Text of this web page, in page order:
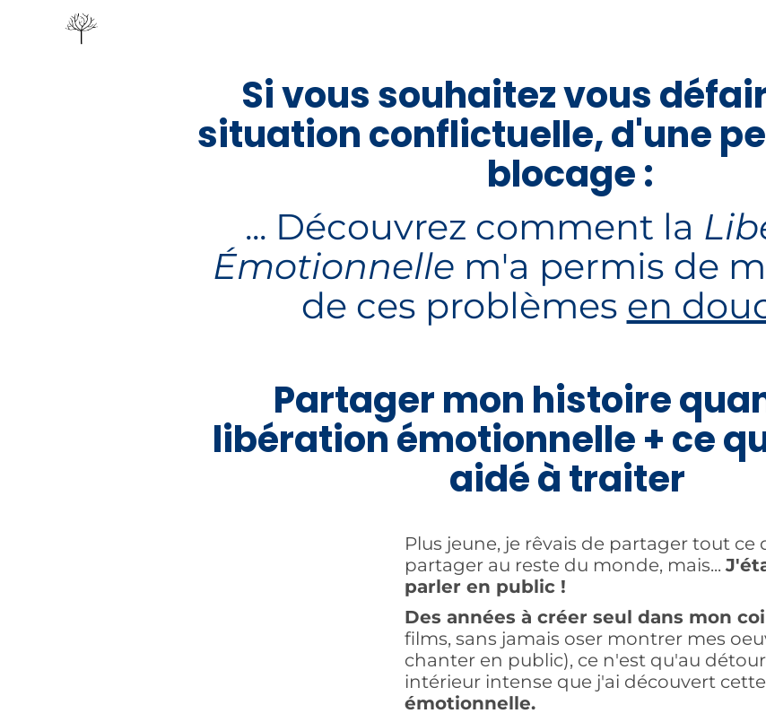
Si vous souhaitez vous
situation conflictuelle, d'une
blocage :
... Découvrez comment la
Émotionnelle m'a permis de
de ces problèmes en
Partager mon histoire
libération émotionnelle + ce
aidé à traiter
Plus jeune, je rêvais de partager tout ce
partager au reste du monde, mais...
parler en public !
Des années à créer seul dans mon
films, sans jamais oser montrer mes
chanter en public), ce n'est qu'au
intérieur intense que j'ai découvert cette
émotionnelle.